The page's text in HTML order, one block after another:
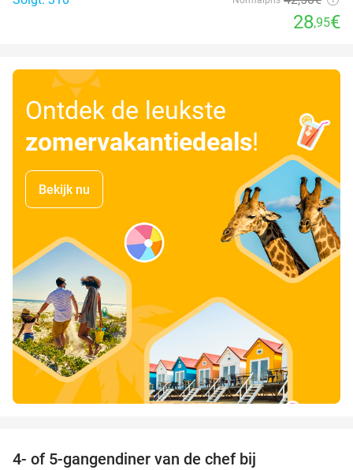
28,95€
Ontdek de leukste
zomervakantiedeals!
Bekijk nu
4- of 5-gangendiner van de chef bij